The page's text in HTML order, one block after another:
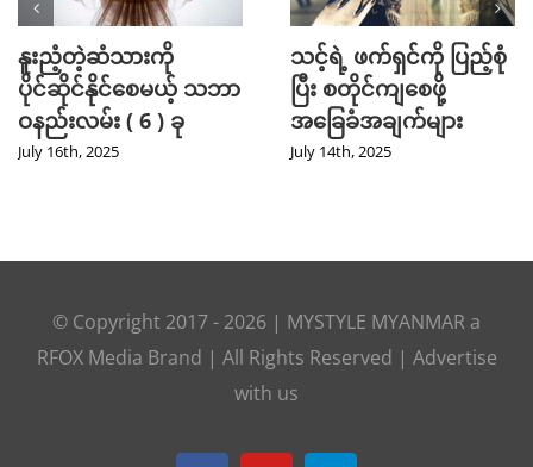
နူးညံ့တဲ့ဆံသားကို
ပိုင်ဆိုင်နိုင်စေမယ့် သဘာ
ဝနည်းလမ်း ( 6 ) ခု
July 16th, 2025
သင့်ရဲ့ ဖက်ရှင်ကို ပြည့်စုံ
ပြီး စတိုင်ကျစေဖို့
အခြေခံအချက်များ
July 14th, 2025
© Copyright 2017 - 2026 | MYSTYLE MYANMAR a
RFOX Media Brand | All Rights Reserved | Advertise
with us